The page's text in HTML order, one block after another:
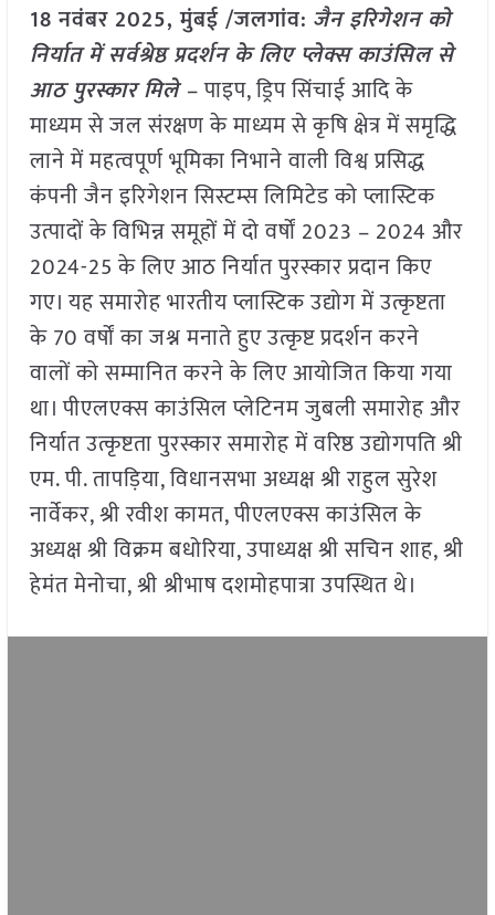
18 नवंबर 2025,मुंबई /जलगांव: जैन इरिगेशन को
निर्यात में सर्वश्रेष्ठ प्रदर्शन के लिए प्लेक्स काउंसिल से
आठ पुरस्कार मिले –पाइप, ड्रिप सिंचाई आदि के
माध्यम से जल संरक्षण के माध्यम से कृषि क्षेत्र में समृद्धि
लाने में महत्वपूर्ण भूमिका निभाने वाली विश्व प्रसिद्ध
कंपनी जैन इरिगेशन सिस्टम्स लिमिटेड को प्लास्टिक
उत्पादों के विभिन्न समूहों में दो वर्षों 2023 – 2024 और
2024-25 के लिए आठ निर्यात पुरस्कार प्रदान किए
गए। यह समारोह भारतीय प्लास्टिक उद्योग में उत्कृष्टता
के 70 वर्षों का जश्न मनाते हुए उत्कृष्ट प्रदर्शन करने
वालों को सम्मानित करने के लिए आयोजित किया गया
था। पीएलएक्स काउंसिल प्लेटिनम जुबली समारोह और
निर्यात उत्कृष्टता पुरस्कार समारोह में वरिष्ठ उद्योगपति श्री
एम. पी. तापड़िया, विधानसभा अध्यक्ष श्री राहुल सुरेश
नार्वेकर, श्री रवीश कामत, पीएलएक्स काउंसिल के
अध्यक्ष श्री विक्रम बधोरिया, उपाध्यक्ष श्री सचिन शाह, श्री
हेमंत मेनोचा, श्री श्रीभाष दशमोहपात्रा उपस्थित थे।